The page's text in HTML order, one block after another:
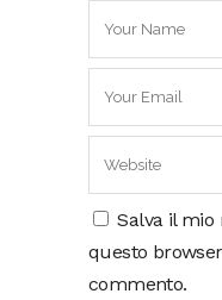
Salva il mio
questo
commento.